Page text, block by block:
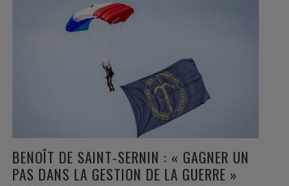
BENOÎT DE SAINT-SERNIN : « GAGNER UN
PAS DANS LA GESTION DE LA GUERRE »